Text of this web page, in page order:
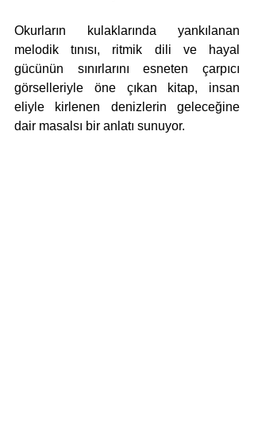
Okurların kulaklarında yankılanan
melodik tınısı, ritmik dili ve hayal
gücünün sınırlarını esneten çarpıcı
görselleriyle öne çıkan kitap, insan
eliyle kirlenen denizlerin geleceğine
dair masalsı bir anlatı sunuyor.